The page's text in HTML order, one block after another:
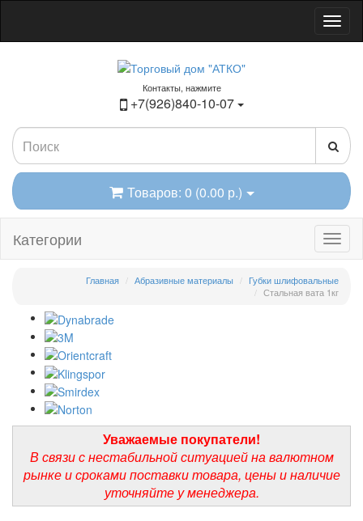
Контакты, нажмите
+7(926)840-10-07
Товаров: 0 (0.00 р.)
Категории
Главная Абразивные материалы
Губки шлифовальные
Стальная вата 1кг
Уважаемые покупатели!
В связи с нестабильной ситуацией на валютном
рынке и сроками поставки товара, цены и наличие
уточняйте у менеджера.